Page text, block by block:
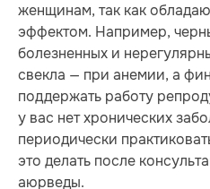
женщинам, так как
эффектом. Например,
болезненных и
свекла — при анемии, а
поддержать работу
у вас нет хронических
периодически
это делать после
аюрведы.